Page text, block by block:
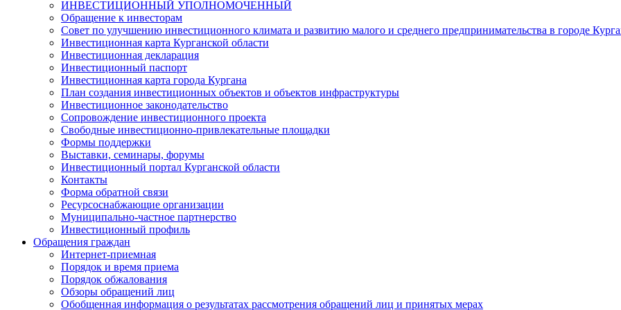
ИНВЕСТИЦИОННЫЙ УПОЛНОМОЧЕННЫЙ
Обращение к инвесторам
Совет по улучшению инвестиционного климата и развитию малого и среднего предпринимательства в городе
Инвестиционная карта Курганской области
Инвестиционная декларация
Инвестиционный паспорт
Инвестиционная карта города Кургана
План создания инвестиционных объектов и объектов инфраструктуры
Инвестиционное законодательство
Сопровождение инвестиционного проекта
Свободные инвестиционно-привлекательные площадки
Формы поддержки
Выставки, семинары, форумы
Инвестиционный портал Курганской области
Контакты
Форма обратной связи
Ресурсоснабжающие организации
Муниципально-частное партнерство
Инвестиционный профиль
Обращения граждан
Интернет-приемная
Порядок и время приема
Порядок обжалования
Обзоры обращений лиц
Обобщенная информация о результатах рассмотрения обращений лиц и принятых мерах